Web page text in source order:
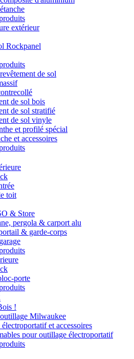
extérieur
Rockpanel
de sol
de sol bois
de sol stratifié
de sol vinyle
et profilé spécial
et accessoires
toit
& Store
pergola & carport alu
& garde-corps
porte
!
Milwaukee
et accessoires
pour outillage électroportatif